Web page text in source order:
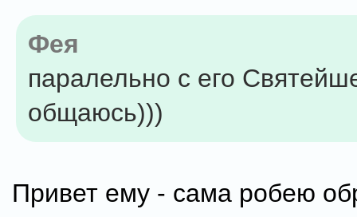
Фея
паралельно с его
общаюсь)))
Привет ему - сама робею